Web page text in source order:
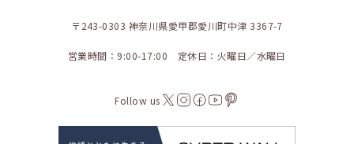
〒243-0303 神奈川県愛甲郡愛川町中津 3367-7
営業時間：9:00-17:00 定休日：火曜日／水曜日
Follow us